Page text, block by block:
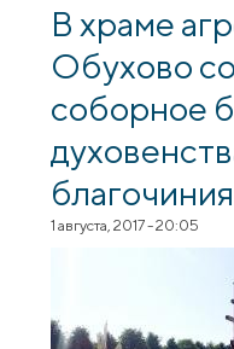
В храме
Обухово
соборное
благочиния
1 августа, 2017 - 20:05